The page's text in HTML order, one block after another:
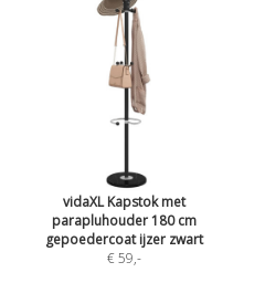
vidaXL Kapstok met
parapluhouder 180 cm
gepoedercoat ijzer zwart
€ 59,-